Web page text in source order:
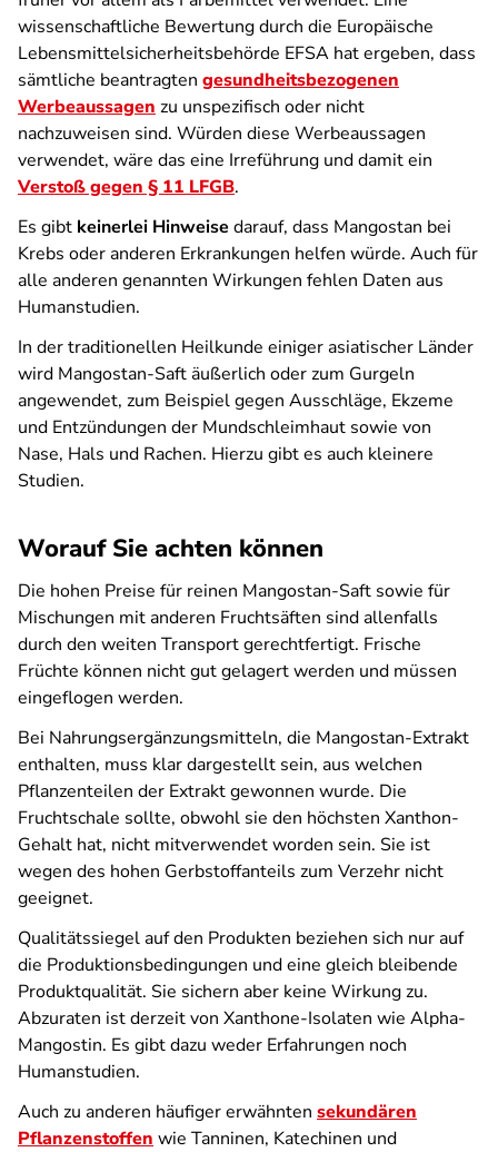
wissenschaftliche Bewertung durch die Europäische
Lebensmittelsicherheitsbehörde EFSA hat ergeben, dass
sämtliche beantragten gesundheitsbezogenen
Werbeaussagen zu unspezifisch oder nicht
nachzuweisen sind. Würden diese Werbeaussagen
verwendet, wäre das eine Irreführung und damit ein
Verstoß gegen § 11 LFGB.
Es gibt keinerlei Hinweise darauf, dass Mangostan bei
Krebs oder anderen Erkrankungen helfen würde. Auch für
alle anderen genannten Wirkungen fehlen Daten aus
Humanstudien.
In der traditionellen Heilkunde einiger asiatischer Länder
wird Mangostan-Saft äußerlich oder zum Gurgeln
angewendet, zum Beispiel gegen Ausschläge, Ekzeme
und Entzündungen der Mundschleimhaut sowie von
Nase, Hals und Rachen. Hierzu gibt es auch kleinere
Studien.
Worauf Sie achten können
Die hohen Preise für reinen Mangostan-Saft sowie für
Mischungen mit anderen Fruchtsäften sind allenfalls
durch den weiten Transport gerechtfertigt. Frische
Früchte können nicht gut gelagert werden und müssen
eingeflogen werden.
Bei Nahrungsergänzungsmitteln, die Mangostan-Extrakt
enthalten, muss klar dargestellt sein, aus welchen
Pflanzenteilen der Extrakt gewonnen wurde. Die
Fruchtschale sollte, obwohl sie den höchsten Xanthon-
Gehalt hat, nicht mitverwendet worden sein. Sie ist
wegen des hohen Gerbstoffanteils zum Verzehr nicht
geeignet.
Qualitätssiegel auf den Produkten beziehen sich nur auf
die Produktionsbedingungen und eine gleich bleibende
Produktqualität. Sie sichern aber keine Wirkung zu.
Abzuraten ist derzeit von Xanthone-Isolaten wie Alpha-
Mangostin. Es gibt dazu weder Erfahrungen noch
Humanstudien.
Auch zu anderen häufiger erwähnten sekundären
Pflanzenstoffen wie Tanninen, Katechinen und